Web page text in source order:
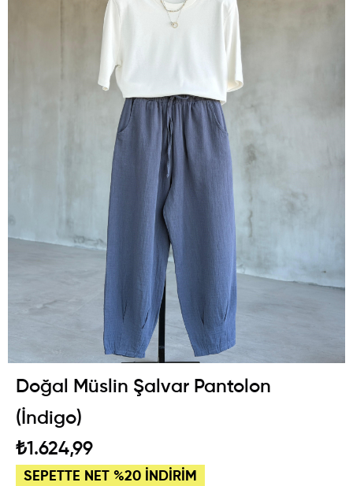
Doğal Müslin Şalvar Pantolon
(İndigo)
₺1.624,99
SEPETTE NET %20 İNDİRİM